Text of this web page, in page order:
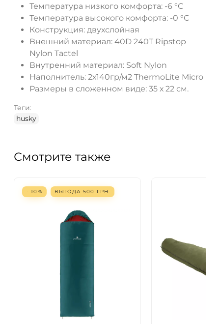
Температура низкого комфорта: -6 °C
Температура высокого комфорта: -0 °C
Конструкция: двухслойная
Внешний материал: 40D 240T Ripstop
Nylon Tactel
Внутренний материал: Soft Nylon
Наполнитель: 2х140гр/м2 ThermoLite Micro
Размеры в сложенном виде: 35 х 22 см.
Теги:
husky
Смотрите также
- 10% ВЫГОДА 500 ГРН.